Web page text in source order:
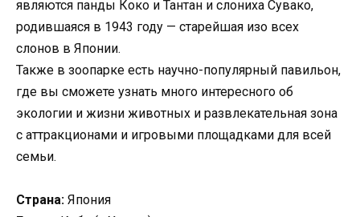
являются панды Коко и Тантан и слониха Сувако,
родившаяся в 1943 году — старейшая изо всех
слонов в Японии.
Также в зоопарке есть научно-популярный павильон,
где вы сможете узнать много интересного об
экологии и жизни животных и развлекательная зона
с аттракционами и игровыми площадками для всей
семьи.
Страна: Япония